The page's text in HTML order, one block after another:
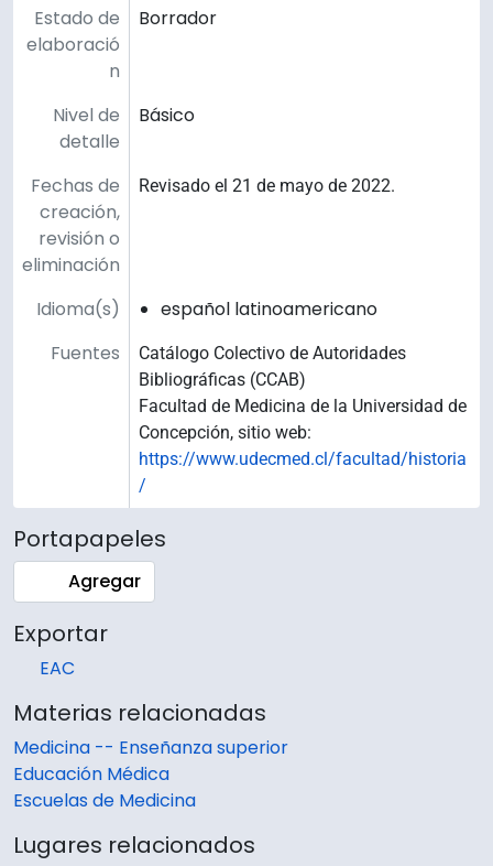
Estado de
elaboració
n
Borrador
Nivel de
detalle
Básico
Fechas de
creación,
revisión o
eliminación
Revisado el 21 de mayo de 2022.
Idioma(s)
español latinoamericano
Fuentes
Catálogo Colectivo de Autoridades
Bibliográficas (CCAB)
Facultad de Medicina de la Universidad de
Concepción, sitio web:
https://www.udecmed.cl/facultad/historia
/
Portapapeles
Agregar
Exportar
EAC
Materias relacionadas
Medicina -- Enseñanza superior
Educación Médica
Escuelas de Medicina
Lugares relacionados